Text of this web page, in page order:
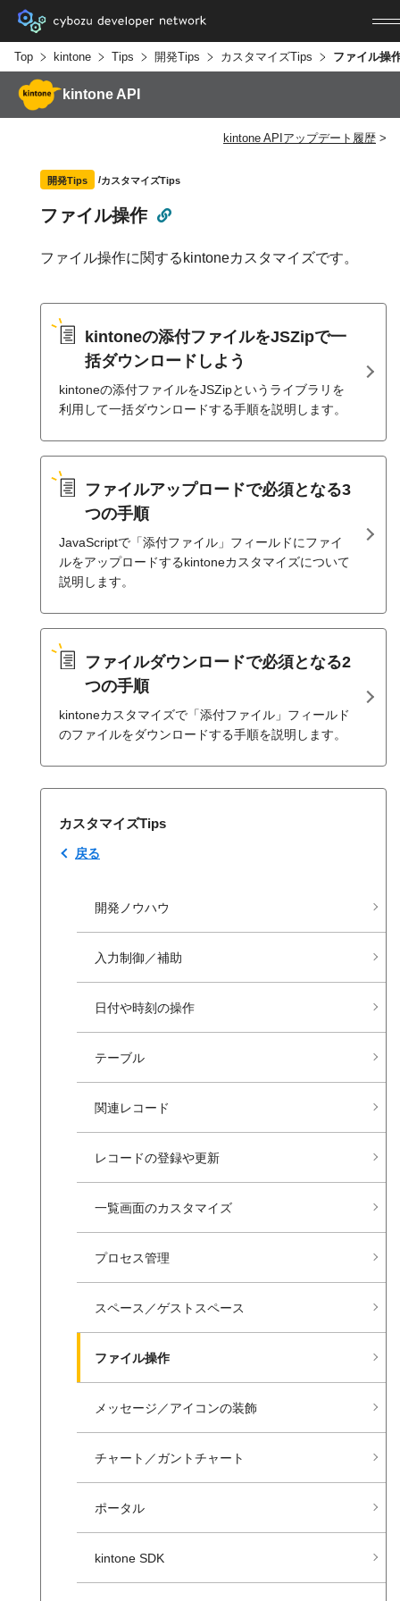
Top kintone Tips 開発Tips カスタマイズTips ファイル操
kintone API
kintone APIアップデート履歴
カスタマイズTips
戻る
開発ノウハウ
入力制御／補助
日付や​時刻の​操作
テーブル
関連レコード
レコードの​登録や​更新
一覧画面の​カスタマイズ
プロセス管理
スペース／ゲストスペース
ファイル操作
メッセージ／アイコンの​装飾
チャート／ガントチャート
ポータル
kintone SDK
開発Tips カスタマイズTips
ファイル操作
ファイル操作に関するkintoneカスタマイズです。
kintoneの添付ファイルをJSZipで一
括ダウンロードしよう
kintoneの添付ファイルをJSZipというライブラリを
利用して一括ダウンロードする手順を説明します。
ファイルアップロードで必須となる3
つの手順
JavaScriptで「添付ファイル」フィールドにファイ
ルをアップロードするkintoneカスタマイズについて
説明します。
ファイルダウンロードで必須となる2
つの手順
kintoneカスタマイズで「添付ファイル」フィールド
のファイルをダウンロードする手順を説明します。